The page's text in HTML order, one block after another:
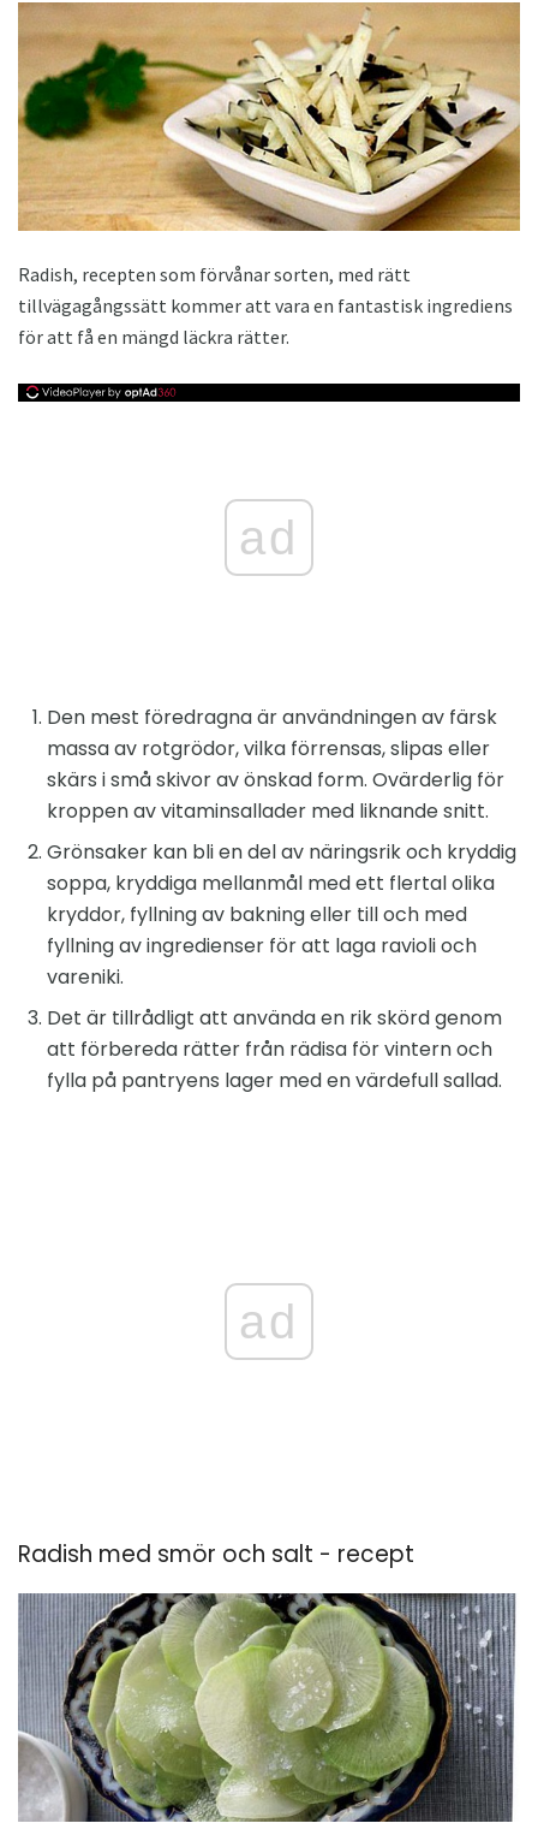
Radish, recepten som förvånar sorten, med rätt
tillvägagångssätt kommer att vara en fantastisk ingrediens
för att få en mängd läckra rätter.
ad
Den mest föredragna är användningen av färsk
massa av rotgrödor, vilka förrensas, slipas eller
skärs i små skivor av önskad form. Ovärderlig för
kroppen av vitaminsallader med liknande snitt.
Grönsaker kan bli en del av näringsrik och kryddig
soppa, kryddiga mellanmål med ett flertal olika
kryddor, fyllning av bakning eller till och med
fyllning av ingredienser för att laga ravioli och
vareniki.
Det är tillrådligt att använda en rik skörd genom
att förbereda rätter från rädisa för vintern och
fylla på pantryens lager med en värdefull sallad.
ad
Radish med smör och salt - recept